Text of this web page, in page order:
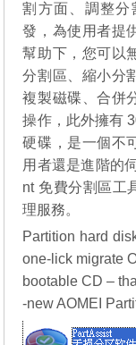
割方面、調整分
發，為使用者提
幫助下，您可以
分割區、縮小分
複製磁碟、合併
操作，此外擁有
硬碟，是一個不
用者還是進階的
nt 免費分割區工
理服務。
Partition hard
one-lick migrate
bootable CD –
-new AOMEI